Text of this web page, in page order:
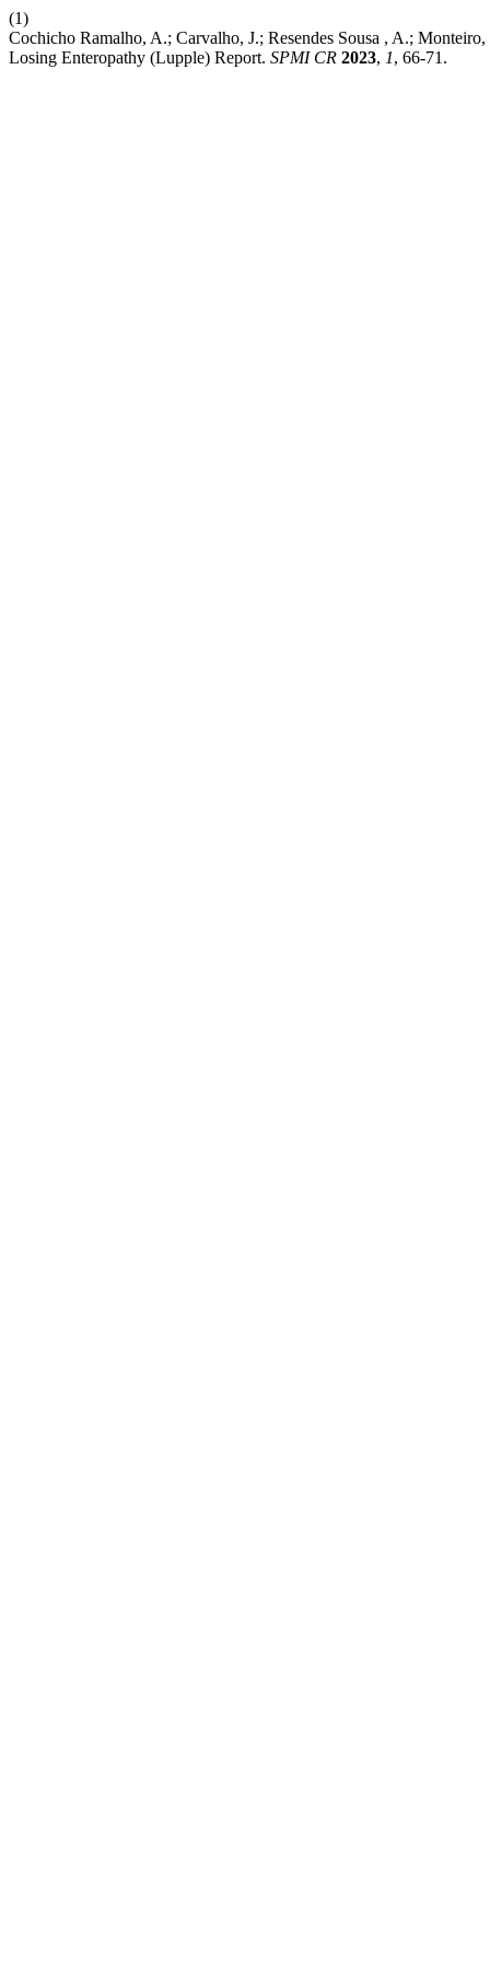
(1)
Cochicho Ramalho, A.; Carvalho, J.; Resendes Sousa , A.;
Losing Enteropathy (Lupple) Report. SPMI CR 2023, 1, 66-71.